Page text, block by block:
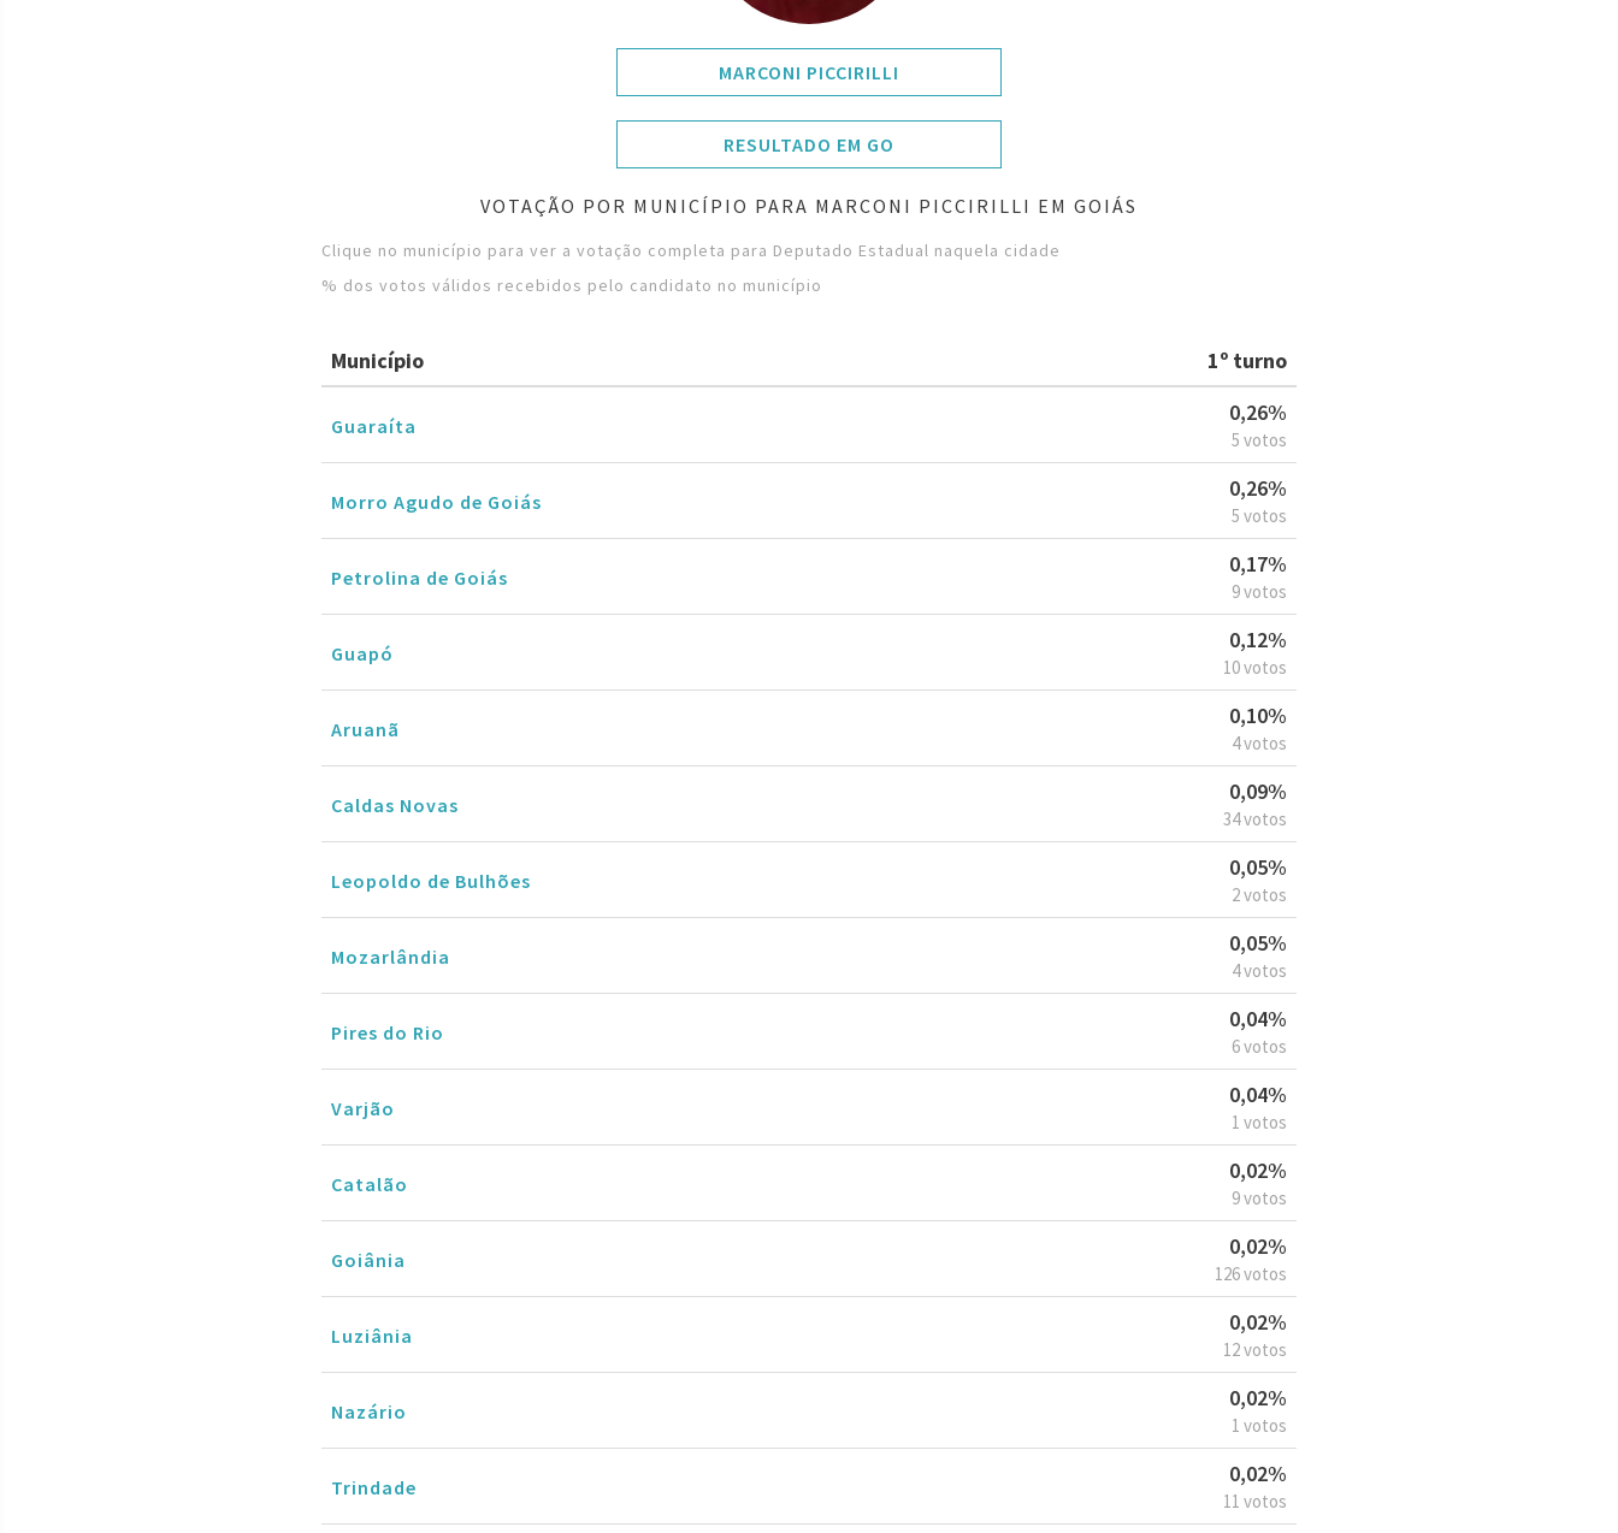
MARCONI PICCIRILLI
RESULTADO EM GO
VOTAÇÃO POR MUNICÍPIO PARA MARCONI PICCIRILLI EM GOIÁS
Clique no município para ver a votação completa para Deputado Estadual naquela cidade
% dos votos válidos recebidos pelo candidato no município
Município 1º turno
Guaraíta
0,26%
5 votos
Morro Agudo de Goiás
0,26%
5 votos
Petrolina de Goiás
0,17%
9 votos
Guapó
0,12%
10 votos
Aruanã
0,10%
4 votos
Caldas Novas
0,09%
34 votos
Leopoldo de Bulhões
0,05%
2 votos
Mozarlândia
0,05%
4 votos
Pires do Rio
0,04%
6 votos
Varjão
0,04%
1 votos
Catalão
0,02%
9 votos
Goiânia
0,02%
126 votos
Luziânia
0,02%
12 votos
Nazário
0,02%
1 votos
Trindade
0,02%
11 votos